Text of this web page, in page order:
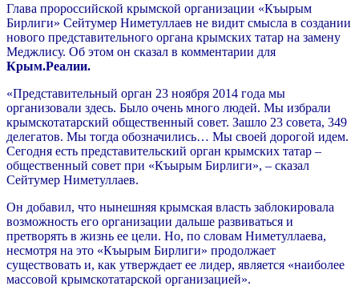
Глава пророссийской крымской организации «Къырым
Бирлиги» Сейтумер Ниметуллаев не видит смысла в создании
нового представительного органа крымских татар на замену
Меджлису. Об этом он сказал в комментарии для
Крым.Реалии.
«Представительный орган 23 ноября 2014 года мы
организовали здесь. Было очень много людей. Мы избрали
крымскотатарский общественный совет. Зашло 23 совета, 349
делегатов. Мы тогда обозначились… Мы своей дорогой идем.
Сегодня есть представительский орган крымских татар –
общественный совет при «Къырым Бирлиги», – сказал
Сейтумер Ниметуллаев.
Он добавил, что нынешняя крымская власть заблокировала
возможность его организации дальше развиваться и
претворять в жизнь ее цели. Но, по словам Ниметуллаева,
несмотря на это «Къырым Бирлиги» продолжает
существовать и, как утверждает ее лидер, является «наиболее
массовой крымскотатарской организацией».